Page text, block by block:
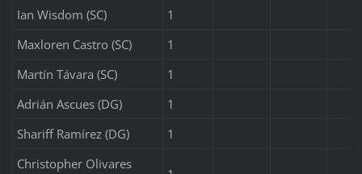
Ian Wisdom (SC)
1
Maxloren Castro (SC)
1
Martín Távara (SC)
1
Adrián Ascues (DG)
1
Shariff Ramírez (DG)
1
Christopher Olivares